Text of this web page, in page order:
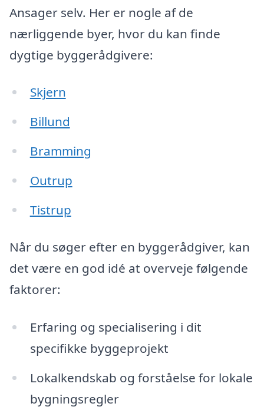
Ansager selv. Her er nogle af de
nærliggende byer, hvor du kan finde
dygtige byggerådgivere:
Skjern
Billund
Bramming
Outrup
Tistrup
Når du søger efter en byggerådgiver, kan
det være en god idé at overveje følgende
faktorer:
Erfaring og specialisering i dit
specifikke byggeprojekt
Lokalkendskab og forståelse for lokale
bygningsregler